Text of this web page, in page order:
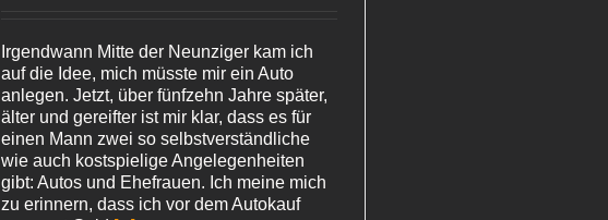
Irgendwann Mitte der Neunziger kam ich
auf die Idee, mich müsste mir ein Auto
anlegen. Jetzt, über fünfzehn Jahre später,
älter und gereifter ist mir klar, dass es für
einen Mann zwei so selbstverständliche
wie auch kostspielige Angelegenheiten
gibt: Autos und Ehefrauen. Ich meine mich
zu erinnern, dass ich vor dem Autokauf